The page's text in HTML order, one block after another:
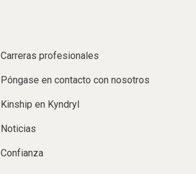
Carreras profesionales
Póngase en contacto con nosotros
Kinship en Kyndryl
Noticias
Confianza